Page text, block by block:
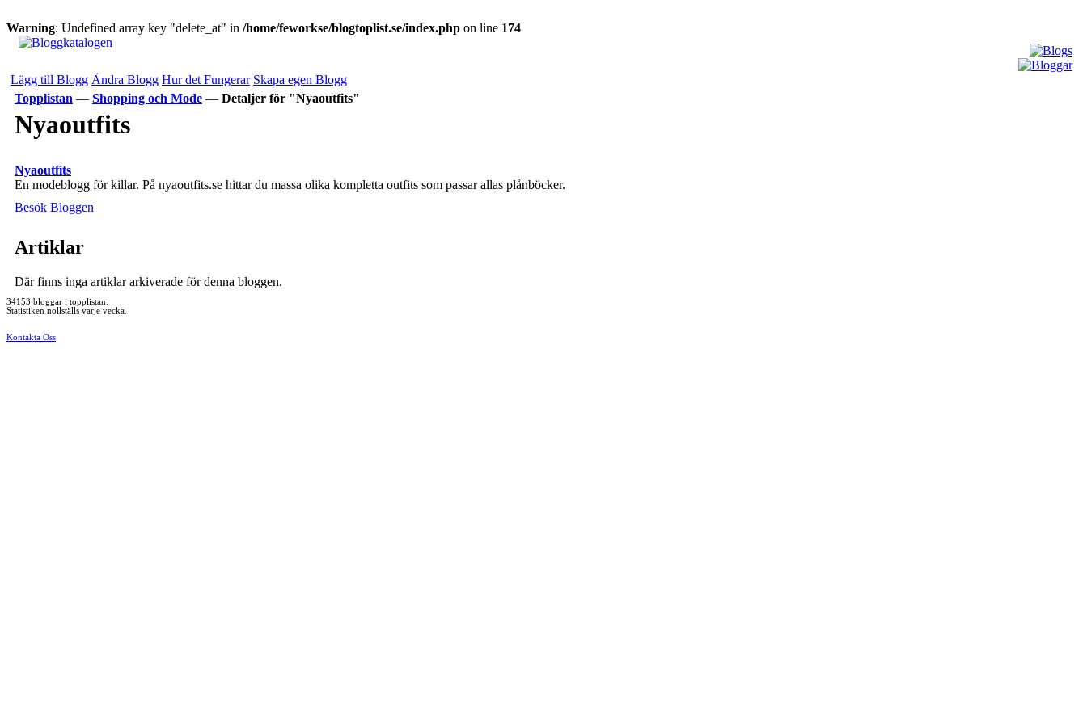
Warning: Undefined array key "delete_at" in /home/feworkse/blogtoplist.se/index.php on line 174
Lägg till Blogg Ändra Blogg Hur det Fungerar Skapa egen Blogg
Topplistan — Shopping och Mode — Detaljer för "Nyaoutfits"
Nyaoutfits
Nyaoutfits
En modeblogg för killar. På nyaoutfits.se hittar du massa olika kompletta outfits som passar allas plånböcker.
Besök Bloggen
Artiklar
Där finns inga artiklar arkiverade för denna bloggen.
34153 bloggar i topplistan.
Statistiken nollställs varje vecka.
Kontakta Oss